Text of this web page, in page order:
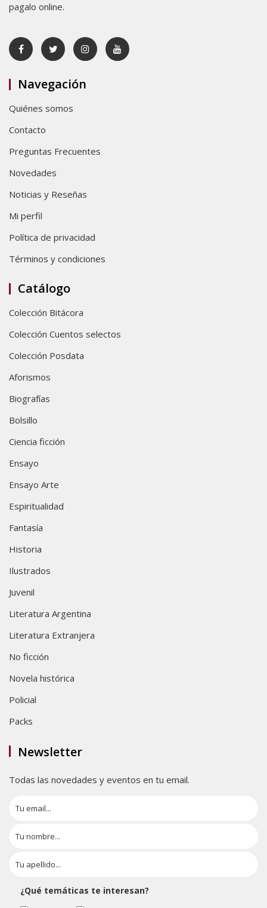
pagalo online.
Navegación
Quiénes somos
Contacto
Preguntas Frecuentes
Novedades
Noticias y Reseñas
Mi perfil
Política de privacidad
Términos y condiciones
Catálogo
Colección Bitácora
Colección Cuentos selectos
Colección Posdata
Aforismos
Biografías
Bolsillo
Ciencia ficción
Ensayo
Ensayo Arte
Espiritualidad
Fantasía
Historia
Ilustrados
Juvenil
Literatura Argentina
Literatura Extranjera
No ficción
Novela histórica
Policial
Packs
Newsletter
Todas las novedades y eventos en tu email.
¿Qué temáticas te interesan?